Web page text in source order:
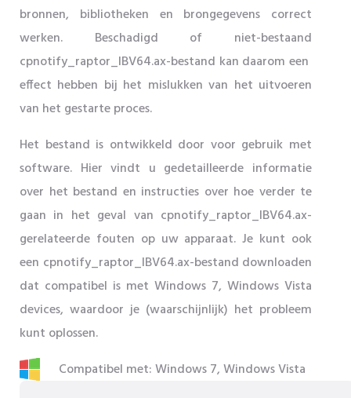
bronnen, bibliotheken en brongegevens correct
werken. Beschadigd of niet-bestaand
cpnotify_raptor_IBV64.ax-bestand kan daarom een ​​
effect hebben bij het mislukken van het uitvoeren
van het gestarte proces.
Het bestand is ontwikkeld door voor gebruik met
software. Hier vindt u gedetailleerde informatie
over het bestand en instructies over hoe verder te
gaan in het geval van cpnotify_raptor_IBV64.ax-
gerelateerde fouten op uw apparaat. Je kunt ook
een cpnotify_raptor_IBV64.ax-bestand downloaden
dat compatibel is met Windows 7, Windows Vista
devices, waardoor je (waarschijnlijk) het probleem
kunt oplossen.
Compatibel met: Windows 7, Windows Vista